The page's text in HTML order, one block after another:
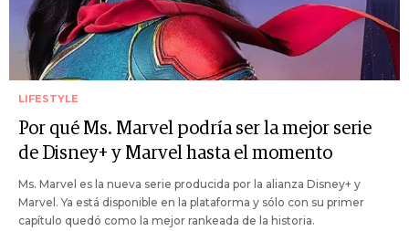
LIFESTYLE
Por qué Ms. Marvel podría ser la mejor serie
de Disney+ y Marvel hasta el momento
Ms. Marvel es la nueva serie producida por la alianza Disney+ y
Marvel. Ya está disponible en la plataforma y sólo con su primer
capítulo quedó como la mejor rankeada de la historia.